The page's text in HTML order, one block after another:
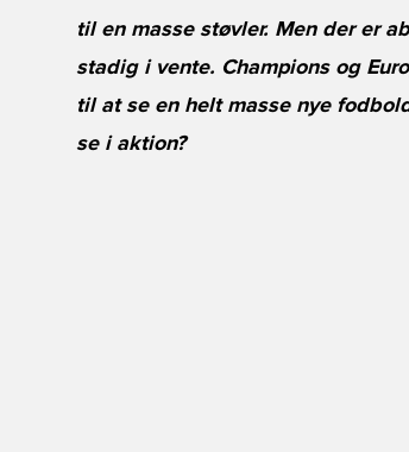
til en masse støvler. Men der er
stadig i vente. Champions og
til at se en helt masse nye
se i aktion?